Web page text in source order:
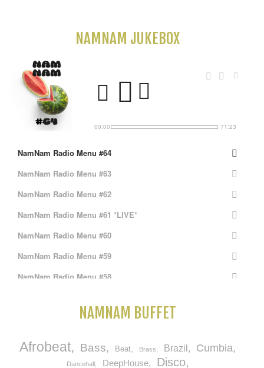
NAMNAM JUKEBOX
00:00 71:23
NamNam Radio Menu #64
NamNam Radio Menu #63
NamNam Radio Menu #62
NamNam Radio Menu #61 *LIVE*
NamNam Radio Menu #60
NamNam Radio Menu #59
NamNam Radio Menu #58
NamNam Radio Menu #56
NamNam Radio Menu #54
NAMNAM BUFFET
Afrobeat Bass Beat Brass Brazil Cumbia
Dancehall DeepHouse Disco